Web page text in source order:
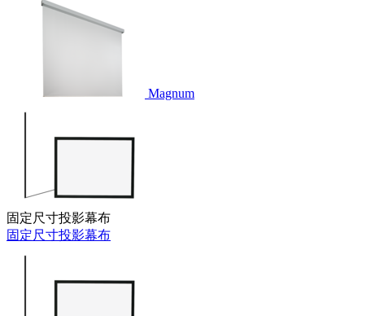
Magnum
固定尺寸投影幕布
固定尺寸投影幕布